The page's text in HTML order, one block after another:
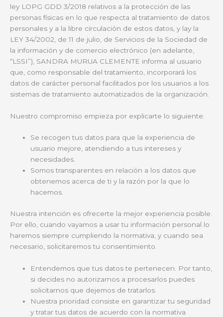
ley LOPG GDD 3/2018 relativos a la protección de las
personas físicas en lo que respecta al tratamiento de datos
personales y a la libre circulación de estos datos, y lay la
LEY 34/2002, de 11 de julio, de Servicios de la Sociedad de
la información y de comercio electrónico (en adelante,
“LSSI”), SANDRA MURUA CLEMENTE informa al usuario
que, como responsable del tratamiento, incorporará los
datos de carácter personal facilitados por los usuarios a los
sistemas de tratamiento automatizados de la organización.
Nuestro compromiso empieza por explicarte lo siguiente:
Se recogen tus datos para que la experiencia de
usuario mejore, atendiendo a tus intereses y
necesidades.
Somos transparentes en relación a los datos que
obtenemos acerca de ti y la razón por la que lo
hacemos.
Nuestra intención es ofrecerte la mejor experiencia posible.
Por ello, cuando vayamos a usar tu información personal lo
haremos siempre cumpliendo la normativa, y cuando sea
necesario, solicitaremos tu consentimiento.
Entendemos que tus datos te pertenecen. Por tanto,
si decides no autorizarnos a procesarlos puedes
solicitarnos que dejemos de tratarlos.
Nuestra prioridad consiste en garantizar tu seguridad
y tratar tus datos de acuerdo con la normativa